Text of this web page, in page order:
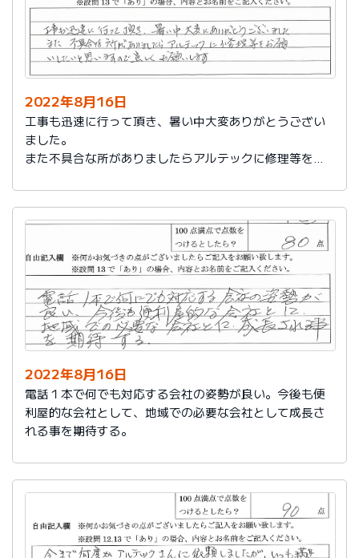
2022年8月16日
工事も迅速に行って頂き、暑い中大変ありがとうござい
ました。
また不具合な所がありましたらアルテックに修理等をお
2022年8月16日
電話１本で何でも対応する会社の姿勢が良い。今後も便
利屋的な会社として、地域での必要な会社として成長さ
れる事を期待する。